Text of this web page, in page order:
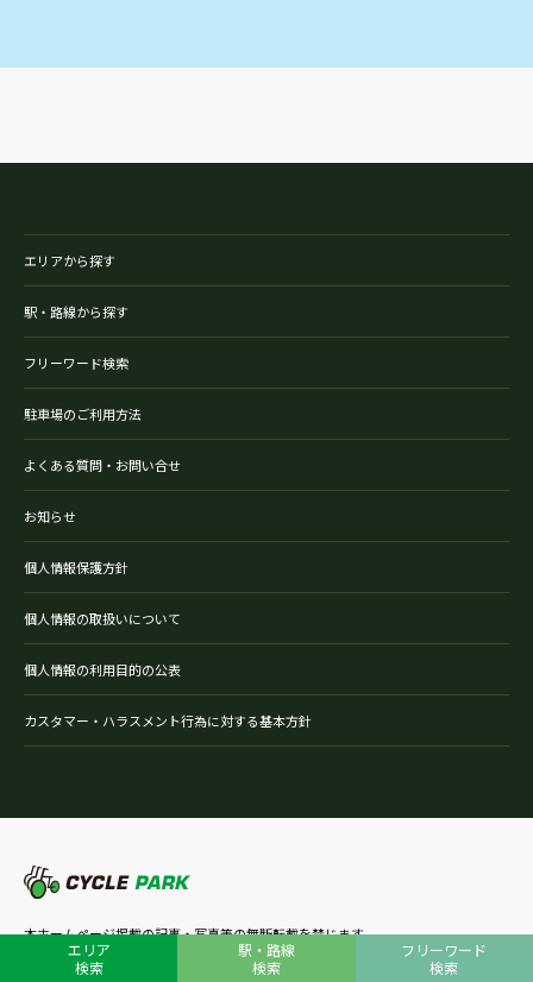
エリアから探す
駅・路線から探す
フリーワード検索
駐車場のご利用方法
よくある質問・お問い合せ
お知らせ
個人情報保護方針
個人情報の取扱いについて
個人情報の利用目的の公表
カスタマー・ハラスメント行為に対する基本方針
本ホームページ掲載の記事・写真等の無断転載を禁じます。
©（公財）自転車駐車場整備センター
〒103-0021
エリア
検索
駅・路線
検索
フリーワード
検索